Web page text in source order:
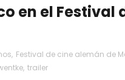
en el Festival
, Festival de cine alemán de
, trailer